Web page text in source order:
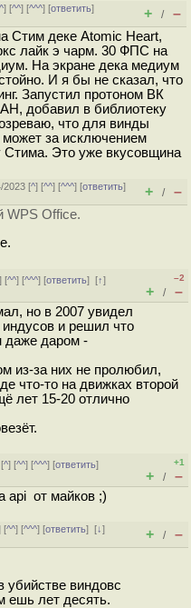
^] [^^] [^^^] [ответить]
+ / –
Стим деке Atomic Heart,
лайк э чарм. 30 ФПС на
На экране дека медиум
И я бы не сказал, что
Запустил протоном ВК
добавил в библиотеку
что для винды
может за исключением
Стима. Это уже вкусовщина
2023 [^] [^^] [^^^] [ответить]
+ / –
WPS Office.
] [^^] [^^^] [ответить][↑]
–2
+ / –
но в 2007 увидел
и решил что
даже даром -
из-за них не пролюбил,
что-то на движках второй
лет 15-20 отлично
^] [^^] [^^^] [ответить]
+1
+ / –
api от майков ;)
[^^] [^^^] [ответить][↓]
+ / –
убийстве виндовс
ешь лет десять.